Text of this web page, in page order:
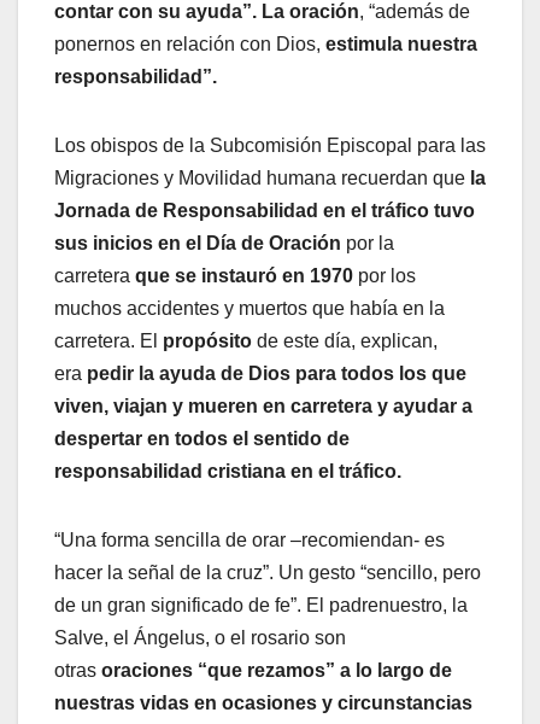
contar con su ayuda”. La oración, “además de
ponernos en relación con Dios, estimula nuestra
responsabilidad”.
Los obispos de la Subcomisión Episcopal para las
Migraciones y Movilidad humana recuerdan que la
Jornada de Responsabilidad en el tráfico tuvo
sus inicios en el Día de Oración por la
carretera que se instauró en 1970 por los
muchos accidentes y muertos que había en la
carretera. El propósito de este día, explican,
era pedir la ayuda de Dios para todos los que
viven, viajan y mueren en carretera y ayudar a
despertar en todos el sentido de
responsabilidad cristiana en el tráfico.
“Una forma sencilla de orar –recomiendan- es
hacer la señal de la cruz”. Un gesto “sencillo, pero
de un gran significado de fe”. El padrenuestro, la
Salve, el Ángelus, o el rosario son
otras oraciones “que rezamos” a lo largo de
nuestras vidas en ocasiones y circunstancias